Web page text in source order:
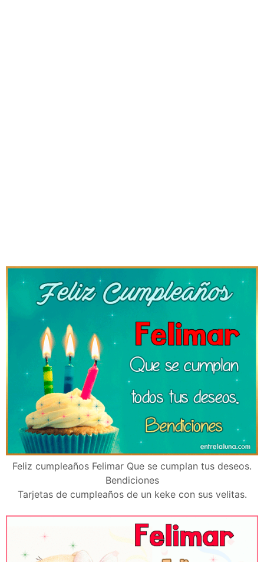
Feliz cumpleaños Felimar Que se cumplan tus deseos.
Bendiciones
Tarjetas de cumpleaños de un keke con sus velitas.